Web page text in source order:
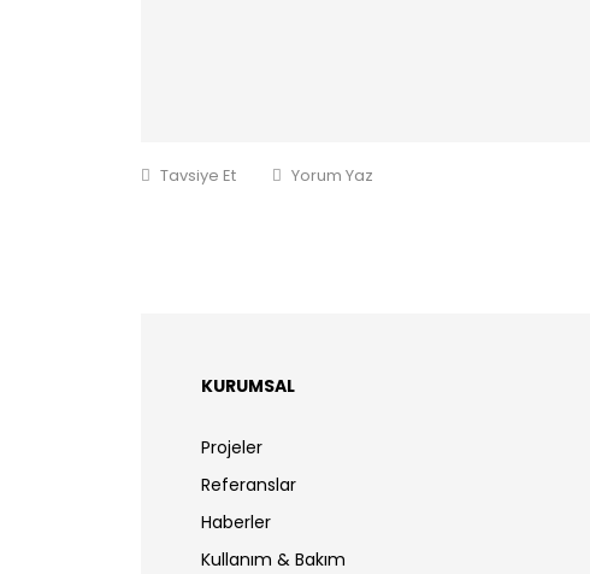
Tavsiye Et Yorum Yaz
KURUMSAL
Projeler
Referanslar
Haberler
Kullanım & Bakım